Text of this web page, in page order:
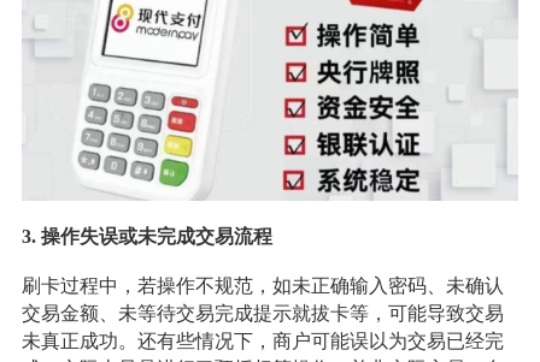
3. 操作失误或未完成交易流程
刷卡过程中，若操作不规范，如未正确输入密码、未确认
交易金额、未等待交易完成提示就拔卡等，可能导致交易
未真正成功。还有些情况下，商户可能误以为交易已经完